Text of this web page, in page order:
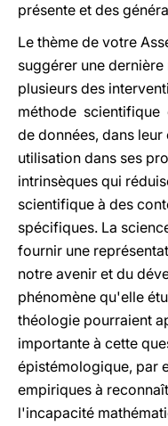
présente et des
Le thème de votre
suggérer une
plusieurs des
méthode scientifique
de données, dans
utilisation dans ses
intrinsèques qui
scientifique à des
spécifiques. La
fournir une
notre avenir et du
phénomène qu'elle
théologie pourraient
importante à cette
épistémologique, par
empiriques à
l'incapacité